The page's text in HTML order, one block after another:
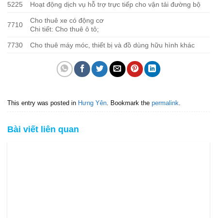
5225 Hoạt động dịch vụ hỗ trợ trực tiếp cho vận tải đường bộ
7710
Cho thuê xe có động cơ
Chi tiết: Cho thuê ô tô;
7730 Cho thuê máy móc, thiết bị và đồ dùng hữu hình khác
This entry was posted in Hưng Yên . Bookmark the permalink
Bài viết liên quan